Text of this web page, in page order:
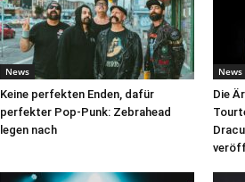
News
Keine perfekten Enden, dafür
perfekter Pop-Punk: Zebrahead
legen nach
News
Die